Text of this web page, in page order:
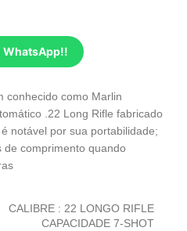
WhatsApp!!
conhecido como Marlin
.22 Long Rifle fabricado
notável por sua portabilidade;
comprimento quando
CALIBRE : 22 LONGO RIFLE
CAPACIDADE 7-SHOT